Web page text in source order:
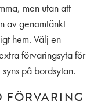
men utan att
av genomtänkt
hem. Välj en
förvaringsyta för
på bordsytan.
FÖRVARING